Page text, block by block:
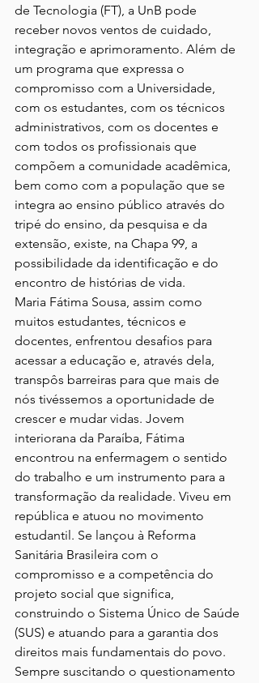
de Tecnologia (FT), a UnB pode
receber novos ventos de cuidado,
integração e aprimoramento. Além de
um programa que expressa o
compromisso com a Universidade,
com os estudantes, com os técnicos
administrativos, com os docentes e
com todos os profissionais que
compõem a comunidade acadêmica,
bem como com a população que se
integra ao ensino público através do
tripé do ensino, da pesquisa e da
extensão, existe, na Chapa 99, a
possibilidade da identificação e do
encontro de histórias de vida.
Maria Fátima Sousa, assim como
muitos estudantes, técnicos e
docentes, enfrentou desafios para
acessar a educação e, através dela,
transpôs barreiras para que mais de
nós tivéssemos a oportunidade de
crescer e mudar vidas. Jovem
interiorana da Paraíba, Fátima
encontrou na enfermagem o sentido
do trabalho e um instrumento para a
transformação da realidade. Viveu em
república e atuou no movimento
estudantil. Se lançou à Reforma
Sanitária Brasileira com o
compromisso e a competência do
projeto social que significa,
construindo o Sistema Único de Saúde
(SUS) e atuando para a garantia dos
direitos mais fundamentais do povo.
Sempre suscitando o questionamento